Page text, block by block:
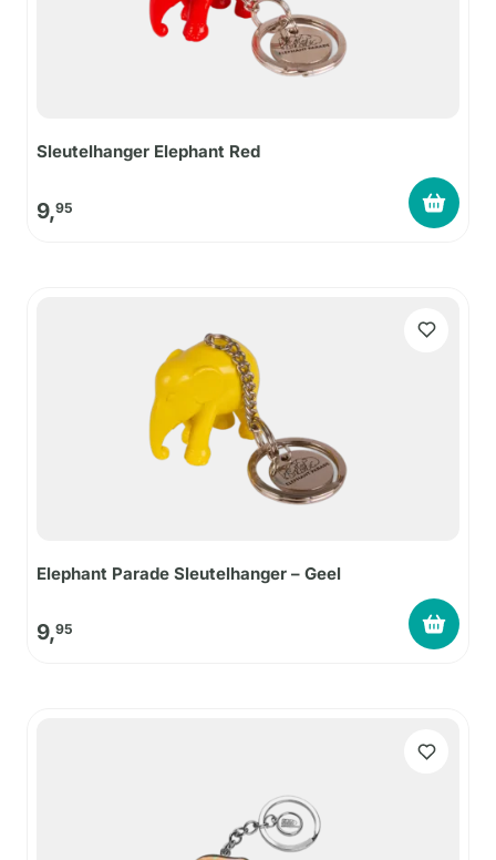
Sleutelhanger Elephant Red
9,95
Elephant Parade Sleutelhanger – Geel
9,95